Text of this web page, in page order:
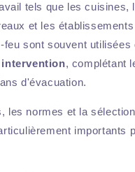
tels que les cuisines,
et les
feu sont souvent utilisées
, complétant
d'évacuation.
les normes et la
importants